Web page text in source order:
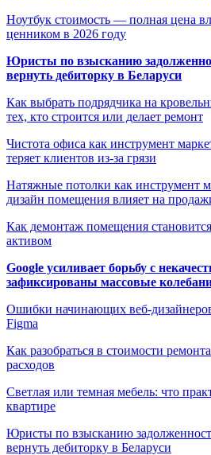
Ноутбук стоимость — полная цена
ценником в 2026 году
Юристы по взысканию
вернуть дебиторку в Беларуси
Как выбрать подрядчика на
тех, кто строится или делает ремонт
Чистота офиса как инструмент
теряет клиентов из-за грязи
Натяжные потолки как инструмент
дизайн помещения влияет на
Как демонтаж помещения
активом
Google усиливает борьбу с
зафиксированы массовые
Ошибки начинающих веб-
Figma
Как разобраться в стоимости
расходов
Светлая или темная мебель: что
квартире
Юристы по взысканию
вернуть дебиторку в Беларуси